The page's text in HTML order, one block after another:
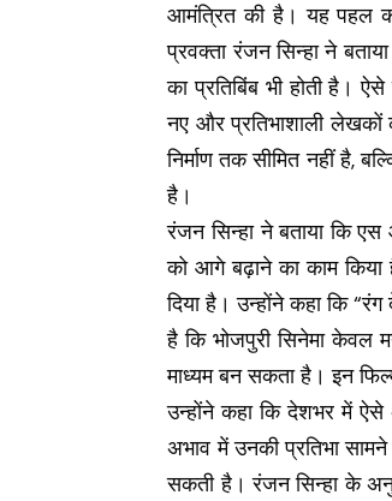
आमंत्रित की है। यह पहल
प्रवक्ता रंजन सिन्हा ने
का प्रतिबिंब भी होती है।
नए और प्रतिभाशाली
निर्माण तक सीमित नहीं है,
है।
रंजन सिन्हा ने बताया कि
को आगे बढ़ाने का काम
दिया है। उन्होंने कहा कि
है कि भोजपुरी सिनेमा केवल
माध्यम बन सकता है। इन
उन्होंने कहा कि देशभर में
अभाव में उनकी प्रतिभा
सकती है। रंजन सिन्हा के